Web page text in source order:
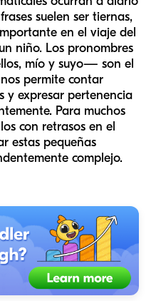
suelen ser tiernas,
en el viaje del
niño. Los pronombres
, mío y suyo— son el
permite contar
y expresar pertenencia
Para muchos
con retrasos en el
estas pequeñas
complejo.